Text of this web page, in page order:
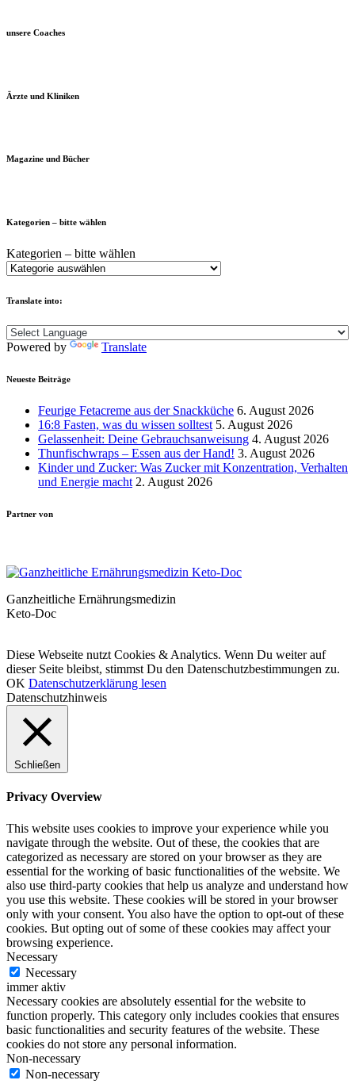
unsere Coaches
Ärzte und Kliniken
Magazine und Bücher
Kategorien – bitte wählen
Kategorien – bitte wählen
Translate into:
Powered by Translate
Neueste Beiträge
Feurige Fetacreme aus der Snackküche 6. August 2026
16:8 Fasten, was du wissen solltest 5. August 2026
Gelassenheit: Deine Gebrauchsanweisung 4. August 2026
Thunfischwraps – Essen aus der Hand! 3. August 2026
Kinder und Zucker: Was Zucker mit Konzentration, Verhalten
und Energie macht 2. August 2026
Partner von
Ganzheitliche Ernährungsmedizin
Keto-Doc
Diese Webseite nutzt Cookies & Analytics. Wenn Du weiter auf
dieser Seite bleibst, stimmst Du den Datenschutzbestimmungen zu.
OK Datenschutzerklärung lesen
Datenschutzhinweis
Schließen
Privacy Overview
This website uses cookies to improve your experience while you
navigate through the website. Out of these, the cookies that are
categorized as necessary are stored on your browser as they are
essential for the working of basic functionalities of the website. We
also use third-party cookies that help us analyze and understand how
you use this website. These cookies will be stored in your browser
only with your consent. You also have the option to opt-out of these
cookies. But opting out of some of these cookies may affect your
browsing experience.
Necessary
Necessary
immer aktiv
Necessary cookies are absolutely essential for the website to
function properly. This category only includes cookies that ensures
basic functionalities and security features of the website. These
cookies do not store any personal information.
Non-necessary
Non-necessary